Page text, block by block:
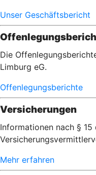
Unser Geschäftsbericht
Die
Limburg eG.
Offenlegungsberichte
Versicherungen
Informationen nach § 15
Mehr erfahren